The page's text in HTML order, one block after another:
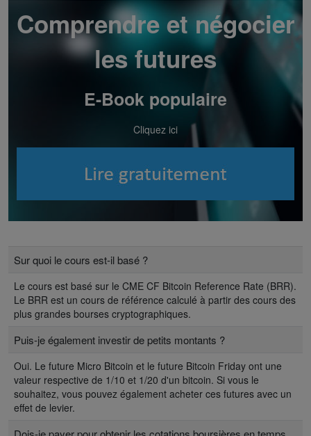
Comprendre et négocier
les futures
E-Book populaire
Cliquez ici
Sur quoi le cours est-il basé ?
Le cours est basé sur le CME CF Bitcoin Reference Rate (BRR).
Le BRR est un cours de référence calculé à partir des cours des
plus grandes bourses cryptographiques.
Puis-je également investir de petits montants ?
Oui. Le future Micro Bitcoin et le future Bitcoin Friday ont une
valeur respective de 1/10 et 1/20 d'un bitcoin. Si vous le
souhaitez, vous pouvez également acheter ces futures avec un
effet de levier.